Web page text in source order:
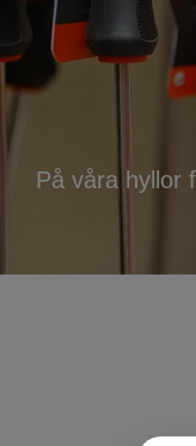
På våra hyllor